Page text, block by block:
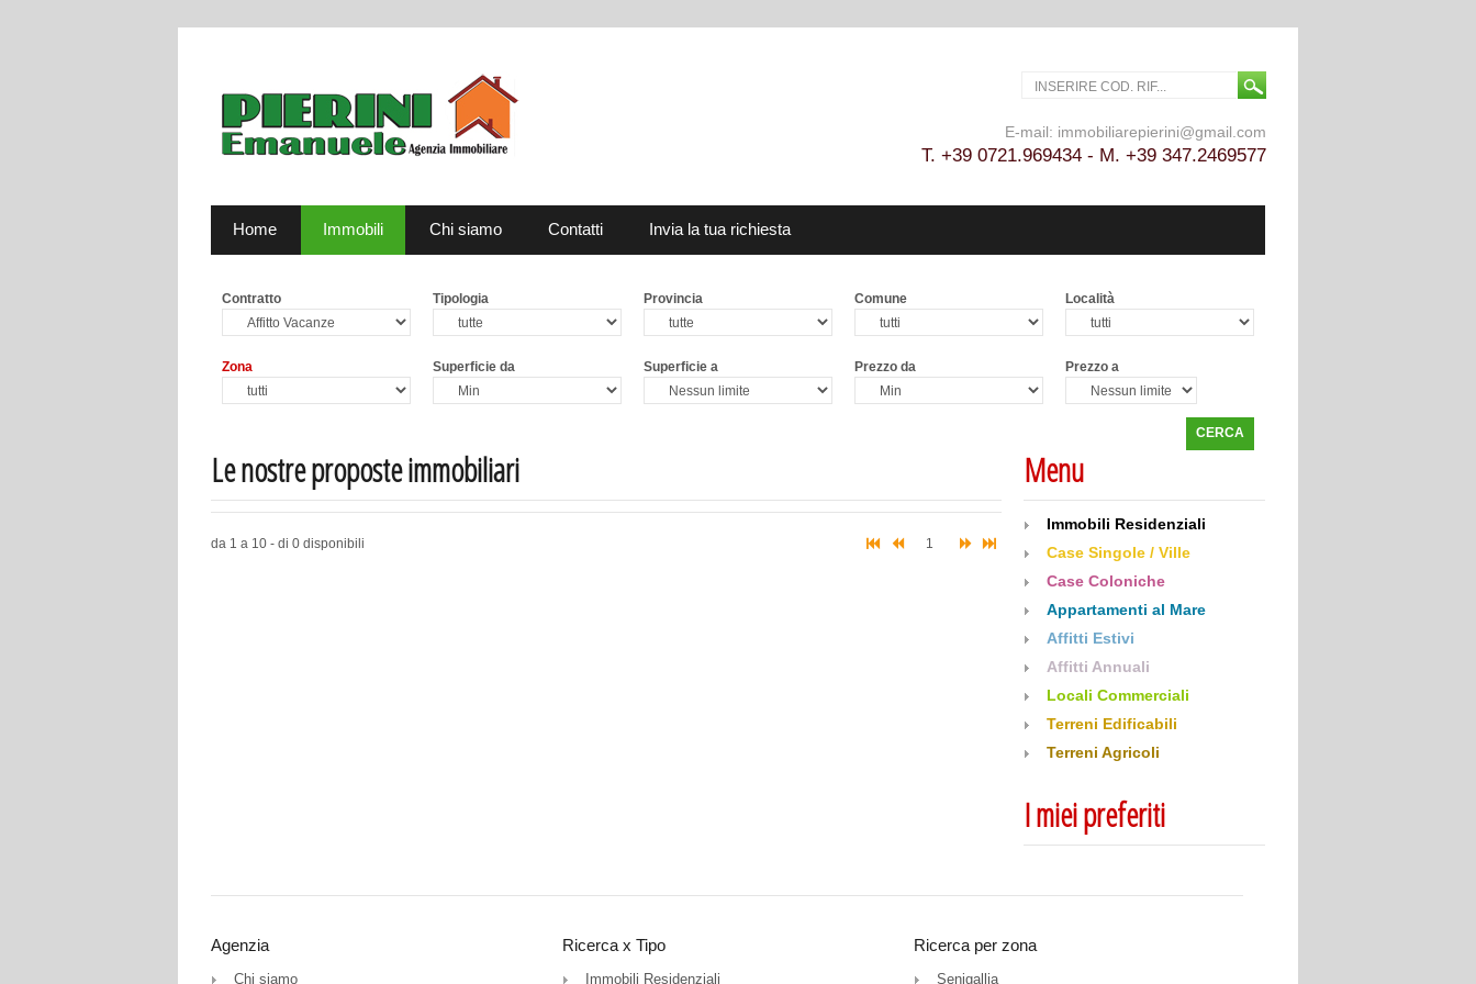
E-mail: immobiliarepierini@gmail.com
T. +39 0721.969434 - M. +39 347.2469577
Home Immobili Chi siamo Contatti Invia la tua richiesta
Contratto Tipologia Provincia Comune Località
Zona Superficie da Superficie a Prezzo da Prezzo a
CERCA
Le nostre proposte immobiliari
da 1 a 10 - di 0 disponibili 1
Menu
Immobili Residenziali
Case Singole / Ville
Case Coloniche
Appartamenti al Mare
Affitti Estivi
Affitti Annuali
Locali Commerciali
Terreni Edificabili
Terreni Agricoli
I miei preferiti
Agenzia
Chi siamo
Ricerca x Tipo
Immobili Residenziali
Ricerca per zona
Senigallia